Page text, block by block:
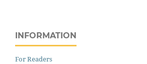
INFORMATION
For Readers